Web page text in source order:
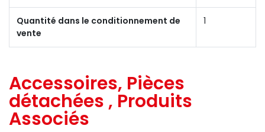
Quantité dans le conditionnement de
vente
1
Accessoires, Pièces
détachées , Produits
Associés